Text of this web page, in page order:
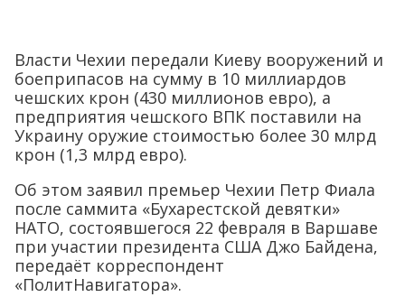
Власти Чехии передали Киеву вооружений и
боеприпасов на сумму в 10 миллиардов
чешских крон (430 миллионов евро), а
предприятия чешского ВПК поставили на
Украину оружие стоимостью более 30 млрд
крон (1,3 млрд евро).
Об этом заявил премьер Чехии Петр Фиала
после саммита «Бухарестской девятки»
НАТО, состоявшегося 22 февраля в Варшаве
при участии президента США Джо Байдена,
передаёт корреспондент
«ПолитНавигатора».